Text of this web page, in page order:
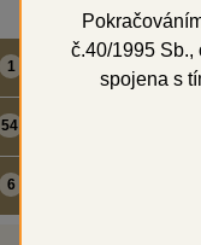
1
54
6
Domů
č.40/1995 Sb.,
spojena s